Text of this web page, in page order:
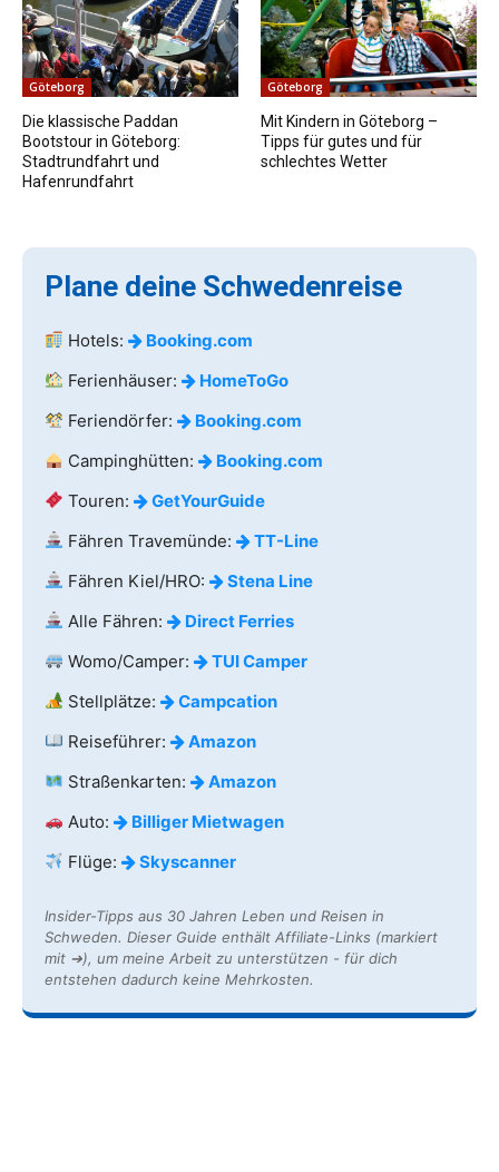
Göteborg
Die klassische Paddan
Bootstour in Göteborg:
Stadtrundfahrt und
Hafenrundfahrt
Göteborg
Mit Kindern in Göteborg –
Tipps für gutes und für
schlechtes Wetter
Plane deine Schwedenreise
Hotels:
Booking.com
Ferienhäuser:
HomeToGo
Feriendörfer:
Booking.com
Campinghütten:
Booking.com
Touren:
GetYourGuide
Fähren Travemünde:
TT-Line
Fähren Kiel/HRO:
Stena Line
Alle Fähren:
Direct Ferries
Womo/Camper:
TUI Camper
Stellplätze:
Campcation
Reiseführer:
Amazon
Straßenkarten:
Amazon
Auto:
Billiger Mietwagen
Flüge:
Skyscanner
Insider-Tipps aus 30 Jahren Leben und Reisen in
Schweden. Dieser Guide enthält Affiliate-Links (markiert
mit ➔), um meine Arbeit zu unterstützen - für dich
entstehen dadurch keine Mehrkosten.